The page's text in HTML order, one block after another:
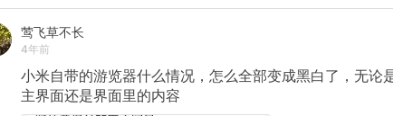
莺飞草不长
4年前
小米自带的游览器什么情况，怎么全部变成黑白了，无论
主界面还是界面里的内容